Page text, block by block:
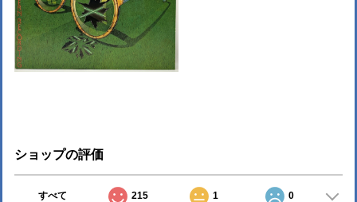
ショップの評価
すべて 215 1 0